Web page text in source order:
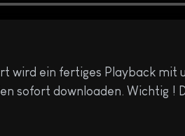
wird ein fertiges Playback mit
sofort downloaden. Wichtig !